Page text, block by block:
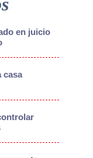
en juicio
casa